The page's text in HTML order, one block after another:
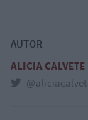
AUTOR
ALICIA CALVETE